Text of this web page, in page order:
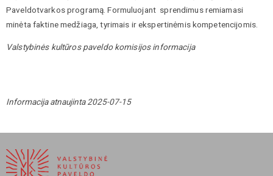
Paveldotvarkos programą. Formuluojant sprendimus remiamasi
minėta faktine medžiaga, tyrimais ir ekspertinėmis kompetencijomis.
Valstybinės kultūros paveldo komisijos informacija
Informacija atnaujinta 2025-07-15